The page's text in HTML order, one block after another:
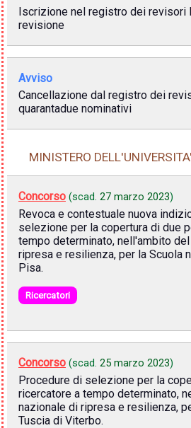
Iscrizione nel registro dei revisori
revisione
Avviso
Cancellazione dal registro dei
quarantadue nominativi
MINISTERO
Concorso (scad. 27 marzo 2023)
Revoca e contestuale nuova
selezione per la copertura di due
tempo determinato, nell'ambito
ripresa e resilienza, per la Scuola
Pisa.
Ricercatori
Concorso (scad. 25 marzo 2023)
Procedure di selezione per la
ricercatore a tempo determinato,
nazionale di ripresa e resilienza,
Tuscia di Viterbo.